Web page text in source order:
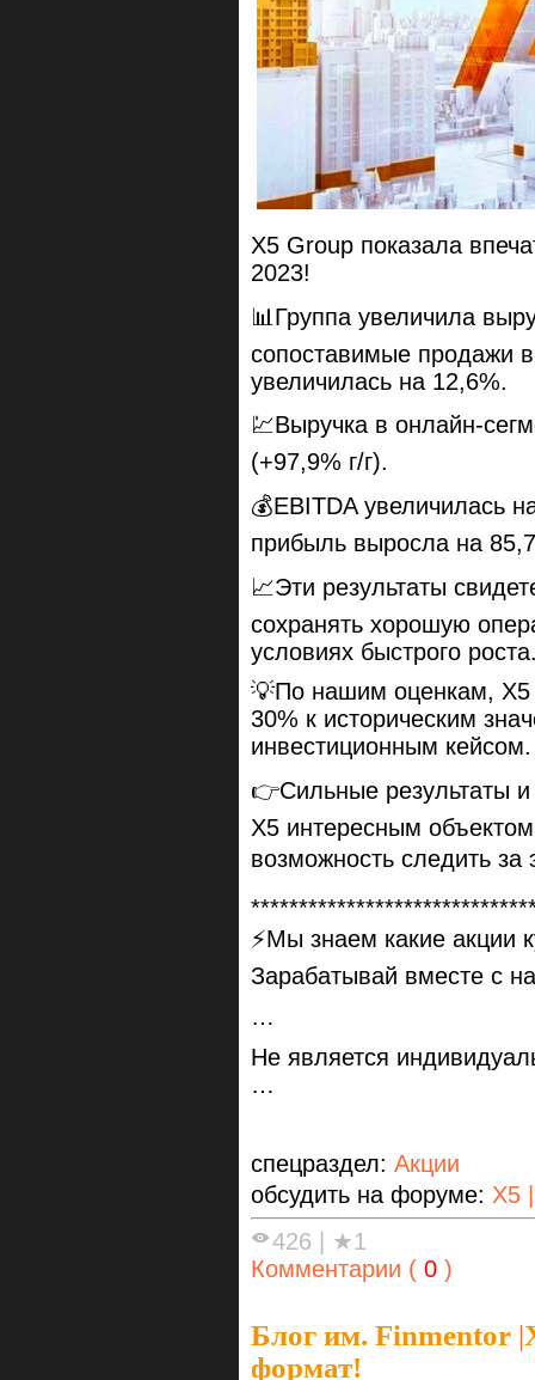
X5 Group показала
2023!
📊Группа увеличила
сопоставимые продажи
увеличилась на 12,6%.
💹Выручка в онлайн-
(+97,9% г/г).
💰EBITDA увеличилась
прибыль выросла на
📈Эти результаты
сохранять хорошую
условиях быстрого
💡По нашим оценкам, X5
30% к историческим
инвестиционным кейсом.
👉Сильные результаты
X5 интересным
возможность следить
⚡️Мы знаем какие акции
Зарабатывай вместе с
…
Не является
…
спецраздел: Акции
обсудить на форуме: X5
426
★1
Комментарии ( 0 )
Блог им. Finmentor |
формат!